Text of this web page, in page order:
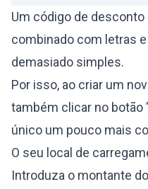
Um código de
combinado com letras
demasiado simples.
Por isso, ao criar um
também clicar no botão
único um pouco mais
O seu local de
Introduza o montante